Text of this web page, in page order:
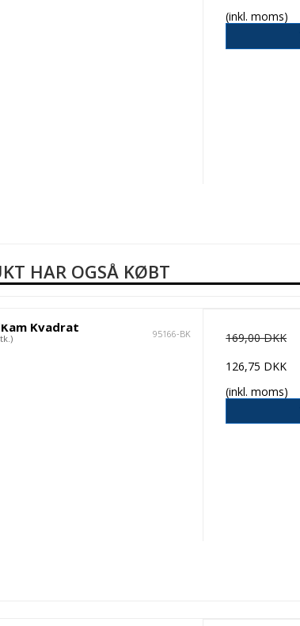
(inkl. moms)
HAR OGSÅ KØBT
Kvadrat 95166-BK
169,00 DKK
126,75 DKK
(inkl. moms)